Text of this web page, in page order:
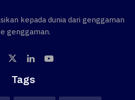
kepada dunia dari genggaman
genggaman.
Tags